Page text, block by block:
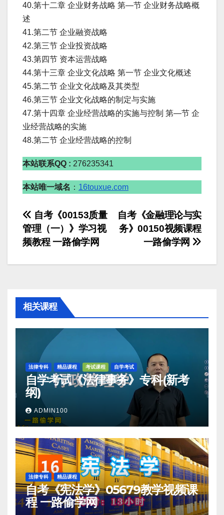
40.第十二章 企业财务战略 第—节 企业财务战略概
述
41.第二节 企业融资战略
42.第三节 企业投资战略
43.第四节 资本运营战略
44.第十三章 企业文化战略 第一节 企业文化概述
45.第二节 企业文化战略及其类型
46.第三节 企业文化战略的制定与实施
47.第十四章 企业经营战略的实施与控制 第—节 企
业经营战略的实施
48.第二节 企业经营战略的控制
本站联系QQ : 276235341
本站唯一域名 ： 16touxue.com
文
章
导
自考《金融理论与实
务》00150视频课程
一路偷学网
自考《00153质量
管理（一）》学习视
频教程 一路偷学网
相关课程
法律专科 精品课程 考试课程 自学考试
自学考试《法律事务》专科(新考
纲)
ADMIN100
法律专科 精品课程
自考《宪法学》05679教学视频课
程 一路偷学网